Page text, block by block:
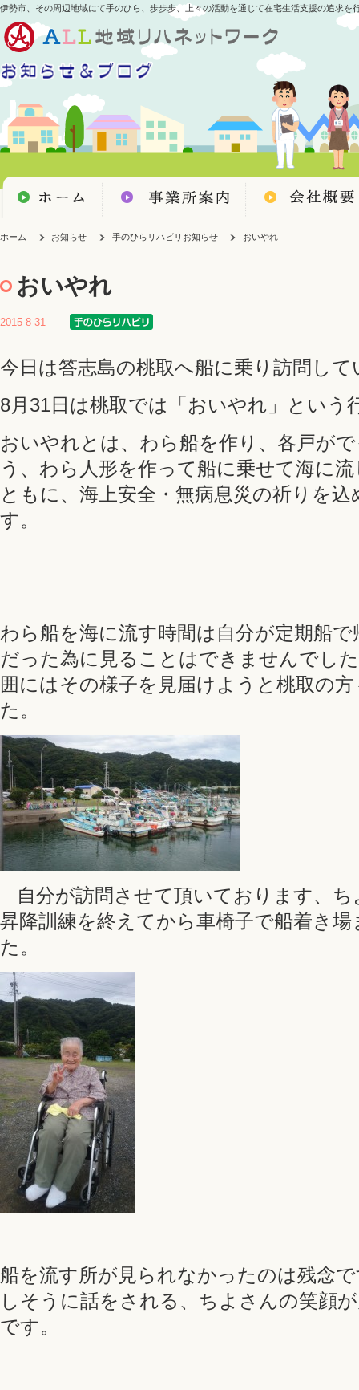
伊勢市、その周辺地域にて手のひら、歩歩歩、上々の活動を通じて在宅生活支援の追求を
ホーム お知らせ 手のひらリハビリお知らせ おいやれ
おいやれ
2015-8-31
今日は答志島の桃取へ船に乗り訪問し
8月31日は桃取では「おいやれ」という
おいやれとは、わら船を作り、各戸が
う、わら人形を作って船に乗せて海に
ともに、海上安全・無病息災の祈りを
す。
わら船を海に流す時間は自分が定期船
だった為に見ることはできませんでし
囲にはその様子を見届けようと桃取の
た。
自分が訪問させて頂いております、ち
昇降訓練を終えてから車椅子で船着き
た。
船を流す所が見られなかったのは残念
しそうに話をされる、ちよさんの笑顔
です。